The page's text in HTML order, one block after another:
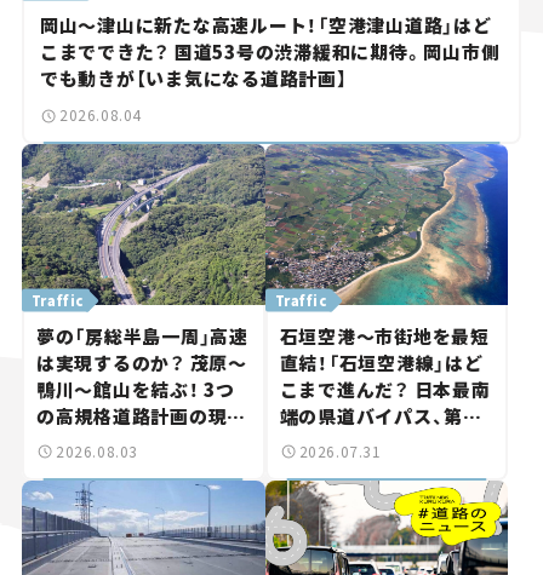
岡山～津山に新たな高速ルート！「空港津山道路」はど
こまでできた？ 国道53号の渋滞緩和に期待。岡山市側
でも動きが【いま気になる道路計画】
2026.08.04
Traffic
夢の「房総半島一周」高速
は実現するのか？ 茂原～
鴨川～館山を結ぶ！ 3つ
の高規格道路計画の現
状。「館山鴨川道路」で検
路計画】
2026.08.03
Traffic
石垣空港～市街地を最短
直結！「石垣空港線」はど
こまで進んだ？ 日本最南
端の県道バイパス、第2
工区も延伸開通 【いま気
2026.07.31